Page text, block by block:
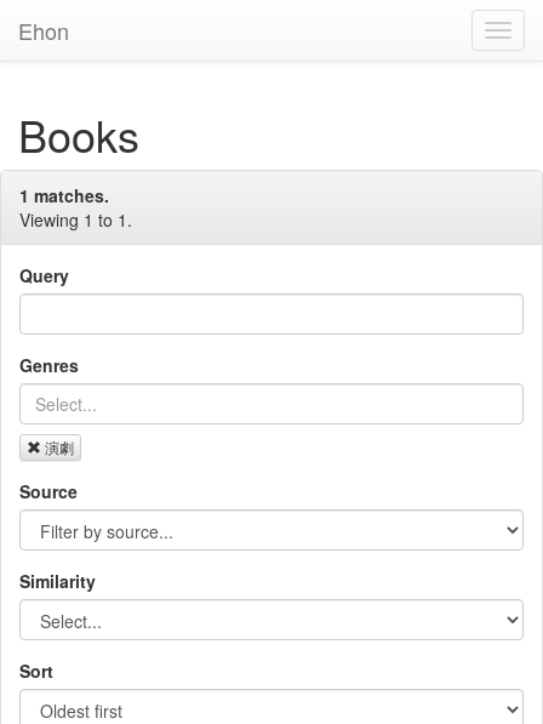
Ehon
Books
1 matches.
Viewing 1 to 1.
Query
Genres
演劇
Source
Similarity
Sort